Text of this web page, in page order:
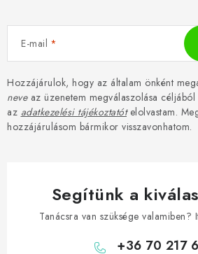
E-mail
Hozzájárulok, hogy az általam önként
neveaz üzenetem megválaszolása
az adatkezelési tájékoztatótelolvastam.
hozzájárulásom bármikor visszavonhatom.
Segítünk a
Tanácsra van szüksége valamiben?
+36 70 217